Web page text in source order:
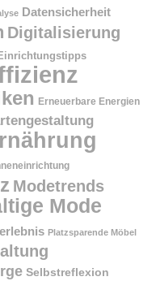
Datensicherheit
Digitalisierung
Einrichtungstipps
Erneuerbare Energien
Modetrends
Mode
Platzsparende Möbel
Selbstreflexion